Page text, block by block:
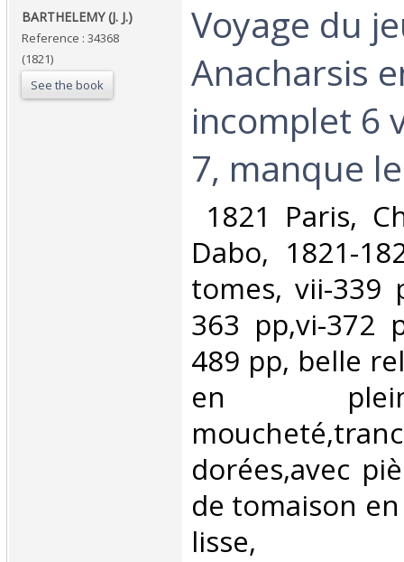
‎BARTHELEMY (J. J.) ‎
Reference : 34368
(1821)
See the book
‎Voyage du
Anacharsis
incomplet 6
7, manque
1821 Paris,
Dabo, 1821-
tomes, vii-339
363 pp,vi-372
489 pp, belle
en
dorées,avec
de tomaison
lisse, ‎